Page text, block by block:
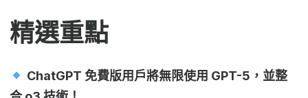
精選重點
ChatGPT 免費版用戶將無限使用 GPT-5，並整